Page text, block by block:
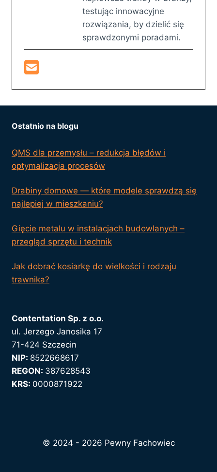
testując innowacyjne
rozwiązania, by dzielić się
sprawdzonymi poradami.
Ostatnio na blogu
QMS dla przemysłu – redukcja błędów i
optymalizacja procesów
Drabiny domowe — które modele sprawdzą się
najlepiej w mieszkaniu?
Gięcie metalu w instalacjach budowlanych –
przegląd sprzętu i technik
Jak dobrać kosiarkę do wielkości i rodzaju
trawnika?
Contentation Sp. z o.o.
ul. Jerzego Janosika 17
71-424 Szczecin
NIP: 8522668617
REGON: 387628543
KRS: 0000871922
© 2024 - 2026 Pewny Fachowiec